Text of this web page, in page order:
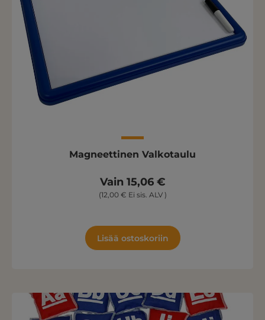
Magneettinen Valkotaulu
Vain 15,06 €
(12,00 € Ei sis. ALV )
Lisää ostoskoriin